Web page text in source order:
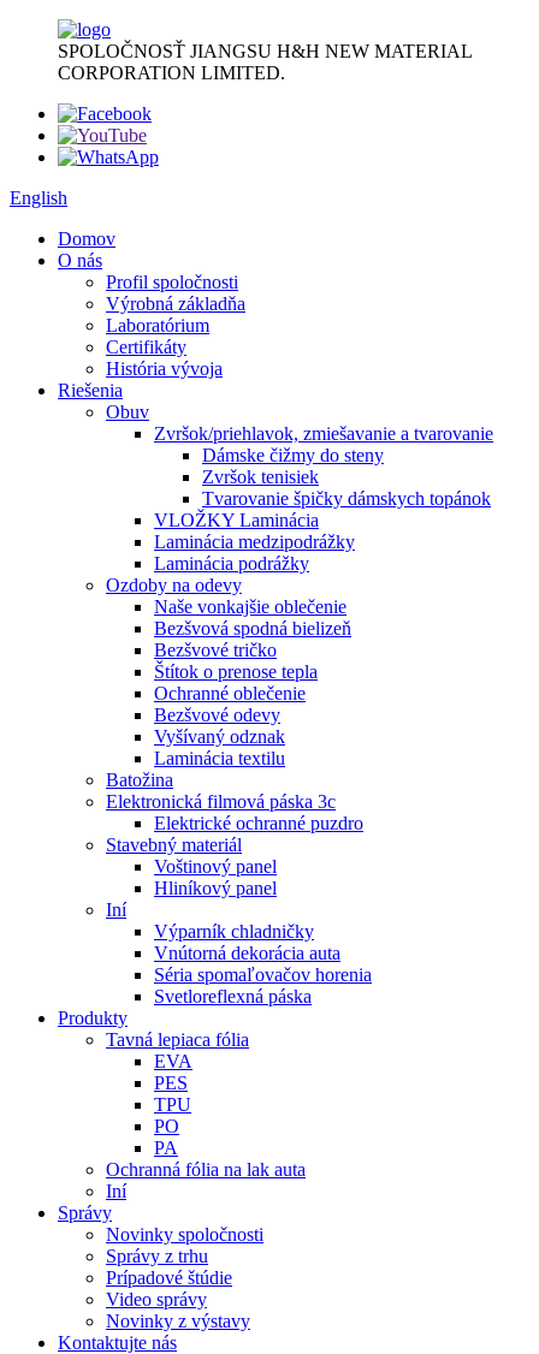
SPOLOČNOSŤ JIANGSU H&H NEW MATERIAL
CORPORATION LIMITED.
English
Domov
O nás
Profil spoločnosti
Výrobná základňa
Laboratórium
Certifikáty
História vývoja
Riešenia
Obuv
Zvršok/priehlavok, zmiešavanie a tvarovanie
Dámske čižmy do steny
Zvršok tenisiek
Tvarovanie špičky dámskych topánok
VLOŽKY Laminácia
Laminácia medzipodrážky
Laminácia podrážky
Ozdoby na odevy
Naše vonkajšie oblečenie
Bezšvová spodná bielizeň
Bezšvové tričko
Štítok o prenose tepla
Ochranné oblečenie
Bezšvové odevy
Vyšívaný odznak
Laminácia textilu
Batožina
Elektronická filmová páska 3c
Elektrické ochranné puzdro
Stavebný materiál
Voštinový panel
Hliníkový panel
Iní
Výparník chladničky
Vnútorná dekorácia auta
Séria spomaľovačov horenia
Svetloreflexná páska
Produkty
Tavná lepiaca fólia
EVA
PES
TPU
PO
PA
Ochranná fólia na lak auta
Iní
Správy
Novinky spoločnosti
Správy z trhu
Prípadové štúdie
Video správy
Novinky z výstavy
Kontaktujte nás